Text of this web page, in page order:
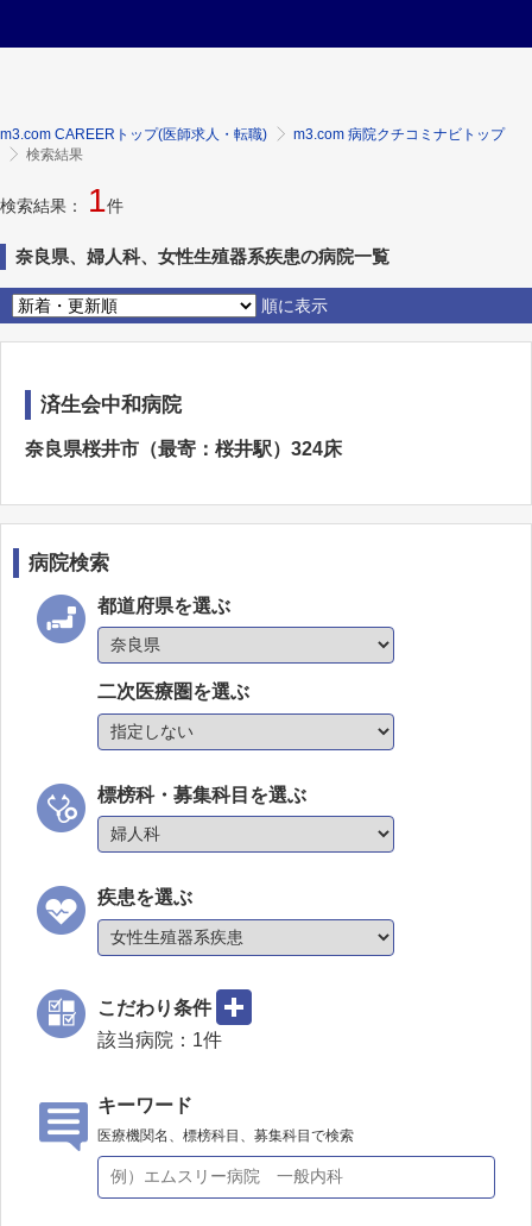
m3.com CAREERトップ(医師求人・転職)
m3.com 病院クチコミナビトップ
検索結果
検索結果： 1件
奈良県、婦人科、女性生殖器系疾患の病院一覧
順に表示
済生会中和病院
奈良県桜井市（最寄：桜井駅）324床
病院検索
都道府県を選ぶ
二次医療圏を選ぶ
標榜科・募集科目を選ぶ
疾患を選ぶ
こだわり条件
該当病院： 1件
キーワード
医療機関名、標榜科目、募集科目で検索